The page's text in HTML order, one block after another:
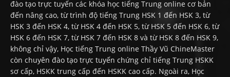
đào tạo trực tuyến các khóa học tiếng Trung online cơ bản
đến nâng cao, từ trình độ tiếng Trung HSK 1 đến HSK 3, từ
HSK 3 đến HSK 4, từ HSK 4 đến HSK 5, từ HSK 5 đến HSK 6, từ
HSK 6 đến HSK 7, từ HSK 7 đến HSK 8 và từ HSK 8 đến HSK 9,
không chỉ vậy, Học tiếng Trung online Thầy Vũ ChineMaster
còn chuyên đào tạo trực tuyến chứng chỉ tiếng Trung HSKK
sơ cấp, HSKK trung cấp đến HSKK cao cấp. Ngoài ra, Học